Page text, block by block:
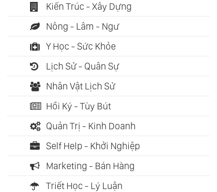
Kiến Trúc - Xây Dựng
Nông - Lâm - Ngư
Y Học - Sức Khỏe
Lịch Sử - Quân Sự
Nhân Vật Lịch Sử
Hồi Ký - Tùy Bút
Quản Trị - Kinh Doanh
Self Help - Khởi Nghiệp
Marketing - Bán Hàng
Triết Học - Lý Luận